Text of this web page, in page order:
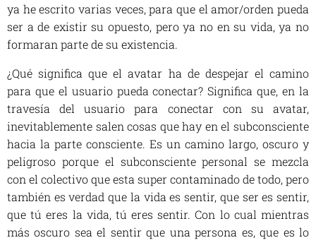
ya he escrito varias veces, para que el amor/orden pueda
ser a de existir su opuesto, pero ya no en su vida, ya no
formaran parte de su existencia.
¿Qué significa que el avatar ha de despejar el camino
para que el usuario pueda conectar? Significa que, en la
travesía del usuario para conectar con su avatar,
inevitablemente salen cosas que hay en el subconsciente
hacia la parte consciente. Es un camino largo, oscuro y
peligroso porque el subconsciente personal se mezcla
con el colectivo que esta super contaminado de todo, pero
también es verdad que la vida es sentir, que ser es sentir,
que tú eres la vida, tú eres sentir. Con lo cual mientras
más oscuro sea el sentir que una persona es, que es lo